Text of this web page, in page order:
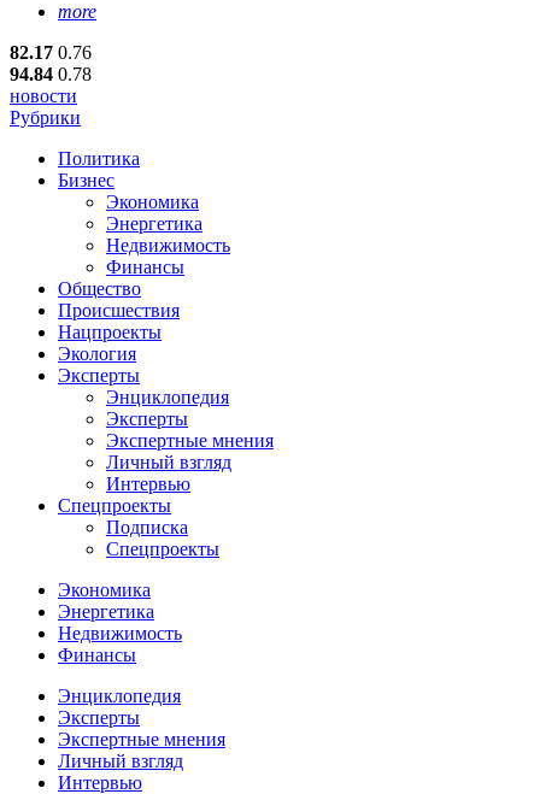
more
82.17 0.76
94.84 0.78
новости
Рубрики
Политика
Бизнес
Экономика
Энергетика
Недвижимость
Финансы
Общество
Происшествия
Нацпроекты
Экология
Эксперты
Энциклопедия
Эксперты
Экспертные мнения
Личный взгляд
Интервью
Спецпроекты
Подписка
Спецпроекты
Экономика
Энергетика
Недвижимость
Финансы
Энциклопедия
Эксперты
Экспертные мнения
Личный взгляд
Интервью